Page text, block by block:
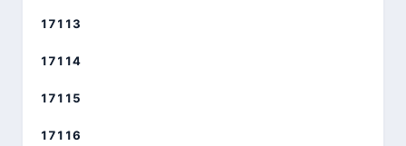
17113
17114
17115
17116